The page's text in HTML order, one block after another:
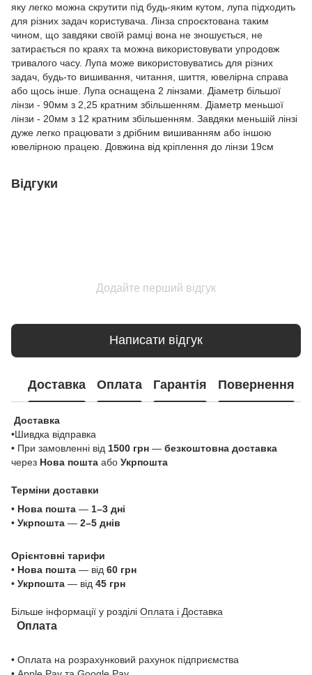
яку легко можна скрутити під будь-яким кутом, лупа підходить
для різних задач користувача. Лінза спроєктована таким
чином, що завдяки своїй рамці вона не зношується, не
затирається по краях та можна використовувати упродовж
тривалого часу. Лупа може використовуватись для різних
задач, будь-то вишивання, читання, шиття, ювелірна справа
або щось інше. Лупа оснащена 2 лінзами. Діаметр більшої
лінзи - 90мм з 2,25 кратним збільшенням. Діаметр меньшої
лінзи - 20мм з 12 кратним збільшенням. Завдяки меньшій лінзі
дуже легко працювати з дрібним вишиванням або іншою
ювелірною працею. Довжина від кріплення до лінзи 19см
Відгуки
Додайте перший відгук
Написати відгук
Доставка Оплата Гарантія Повернення
Доставка
•Шивдка відправка
• При замовленні від 1500 грн — безкоштовна доставка
через Нова пошта або Укрпошта
Терміни доставки
• Нова пошта — 1–3 дні
• Укрпошта — 2–5 днів
Орієнтовні тарифи
• Нова пошта — від 60 грн
• Укрпошта — від 45 грн
Більше інформації у розділі Оплата і Доставка
Оплата
• Оплата на розрахунковий рахунок підприємства